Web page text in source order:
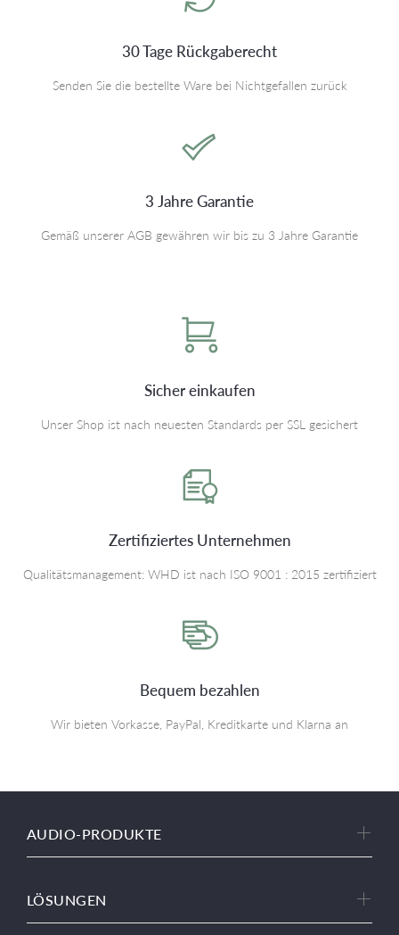
30 Tage Rückgaberecht
Senden Sie die bestellte Ware bei Nichtgefallen zurück
3 Jahre Garantie
Gemäß unserer AGB gewähren wir bis zu 3 Jahre Garantie
Sicher einkaufen
Unser Shop ist nach neuesten Standards per SSL gesichert
Zertifiziertes Unternehmen
Qualitätsmanagement: WHD ist nach ISO 9001 : 2015 zertifiziert
Bequem bezahlen
Wir bieten Vorkasse, PayPal, Kreditkarte und Klarna an
AUDIO-PRODUKTE
LÖSUNGEN